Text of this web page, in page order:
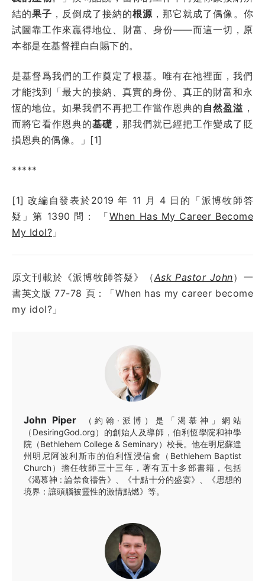
結的果子 ，反倒成了接納的根源 ，那它就成了偶像。你
試圖靠工作來贏得地位、財富、身份——而這一切，原
本都是在基督裡白白賜下的。
是基督爲我們的工作奠定了根基。唯有在祂裡面，我們
才能找到「最大的接納、真實的身份、真正的財富和永
恆的地位。如果我們不再把工作當作恩典的 自然盈溢 ，
而將它看作恩典的基礎 ，那我們就已經把工作變成了貶
損恩典的偶像。」[1]
*****
[1] 改編自發表於2019 年 11 月 4 日 的「派博牧師答
疑」第 1390 問： 「When Has My Career Become
My Idol? 」
原文刊載於《派博牧師答疑》（Ask Pastor John）一
書英文版 77-78 頁：「When has my career become
my idol?」
John Piper
（約翰·派博）是「渴慕神」網站
（DesiringGod.org）的創始人及導師，伯利恆學院和神學
院（Bethlehem College & Seminary）校長。他在明尼蘇達
州明尼阿波利斯市的伯利恆浸信會（Bethlehem Baptist
Church）擔任牧師三十三年，著有五十多部書籍，包括
《渴慕神 : 論禁食禱告》、《十點十分的盛宴》、《思想的
境界：讓頭腦被靈性的激情點燃》等。